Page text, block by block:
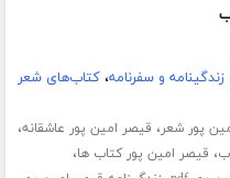
و سفرنامه،کتاب‌های شعر
پور شعر، قیصر امین پور عاشقانه،
، قیصر امین پور کتاب ها،